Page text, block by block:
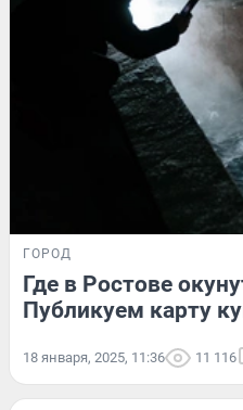
ГОРОД
Где в Ростове
Публикуем карту
18 января, 2025, 11:36 11 116